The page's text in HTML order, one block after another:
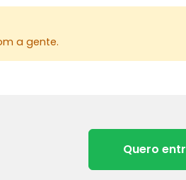
E SAÍDA DO IMÓVEL, CONFIRMAR
44 99830-7555
Site: www.massaruimoveis.com.br
E-mail:
a gente.
Quero